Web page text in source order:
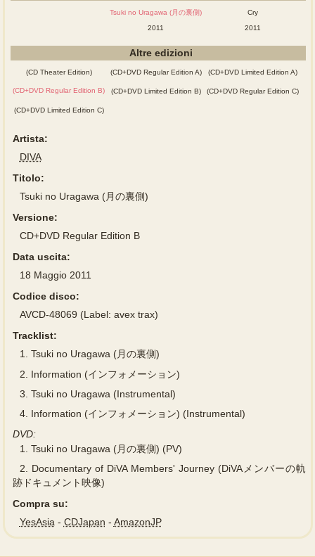
Tsuki no Uragawa (月の裏側)
2011
Cry
2011
Altre edizioni
(CD Theater Edition) (CD+DVD Regular Edition A) (CD+DVD Limited Edition A)
(CD+DVD Regular Edition B) (CD+DVD Limited Edition B) (CD+DVD Regular Edition C)
(CD+DVD Limited Edition C)
Artista:
DIVA
Titolo:
Tsuki no Uragawa (月の裏側)
Versione:
CD+DVD Regular Edition B
Data uscita:
18 Maggio 2011
Codice disco:
AVCD-48069 (Label: avex trax)
Tracklist:
1.
Tsuki no Uragawa (月の裏側)
2.
Information (インフォメーション)
3. Tsuki no Uragawa (Instrumental)
4. Information (インフォメーション) (Instrumental)
DVD:
1.
Tsuki no Uragawa (月の裏側) (PV)
2.
Documentary of DiVA Members' Journey (DiVAメンバーの軌
跡ドキュメント映像)
Compra su:
YesAsia - CDJapan - AmazonJP